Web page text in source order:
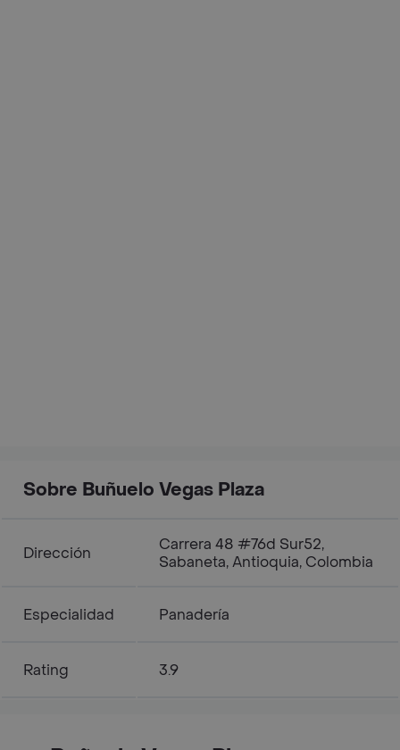
Sobre Buñuelo Vegas Plaza
Dirección
Carrera 48 #76d Sur52,
Sabaneta, Antioquia, Colombia
Especialidad Panadería
Rating 3.9